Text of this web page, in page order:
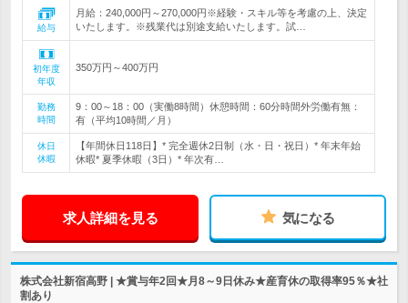
給与
月給：240,000円～270,000円※経験・スキル等を考慮の上、決定
いたします。※残業代は別途支給いたします。試…
初年度
年収
350万円～400万円
勤務
時間
9：00～18：00（実働8時間）休憩時間：60分時間外労働有無：
有（平均10時間／月）
休日
休暇
【年間休日118日】* 完全週休2日制（水・日・祝日）* 年末年始
休暇* 夏季休暇（3日）* 年次有…
求人詳細を見る 気になる
株式会社新宿高野 | ★賞与年2回★月8～9日休み★産育休の取得率95％★社
割あり